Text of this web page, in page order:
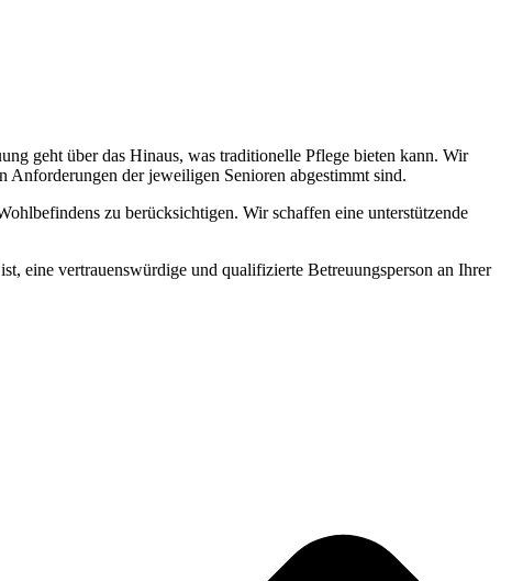
geht über das Hinaus, was traditionelle Pflege bieten kann. Wir
Anforderungen der jeweiligen Senioren abgestimmt sind.
zu berücksichtigen. Wir schaffen eine unterstützende
eine vertrauenswürdige und qualifizierte Betreuungsperson an Ihrer